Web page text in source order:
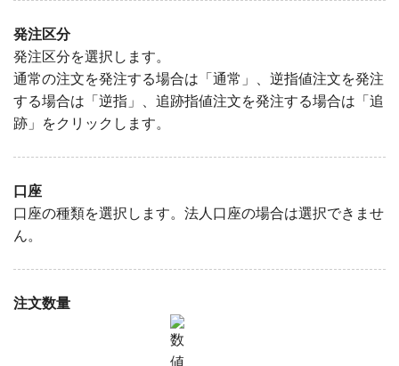
発注区分
発注区分を選択します。
通常の注文を発注する場合は「通常」、逆指値注文を発注
する場合は「逆指」、追跡指値注文を発注する場合は「追
跡」をクリックします。
口座
口座の種類を選択します。法人口座の場合は選択できませ
ん。
注文数量